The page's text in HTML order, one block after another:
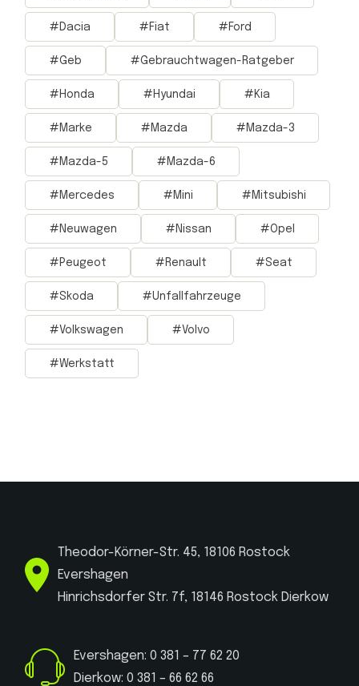
Dacia Fiat Ford
Geb Gebrauchtwagen-Ratgeber
Honda Hyundai Kia
Marke Mazda Mazda-3
Mazda-5 Mazda-6
Mercedes Mini Mitsubishi
Neuwagen Nissan Opel
Peugeot Renault Seat
Skoda Unfallfahrzeuge
Volkswagen Volvo
Werkstatt
Theodor-Körner-Str. 45, 18106 Rostock
Evershagen
Hinrichsdorfer Str. 7f, 18146 Rostock Dierkow
Evershagen: 0 381 – 77 62 20
Dierkow: 0 381 – 66 62 66